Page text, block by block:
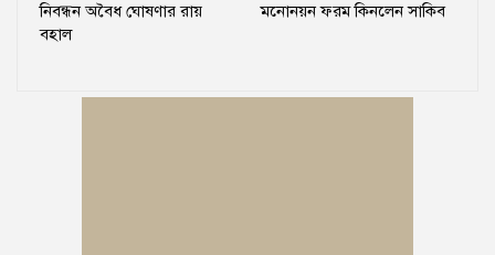
নিবন্ধন অবৈধ ঘোষণার রায়
বহাল
মনোনয়ন ফরম কিনলেন সাকিব